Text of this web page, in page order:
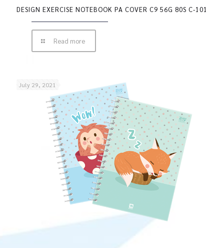
DESIGN EXERCISE NOTEBOOK PA COVER C9 56G 80S C-101
Read more
July 29, 2021